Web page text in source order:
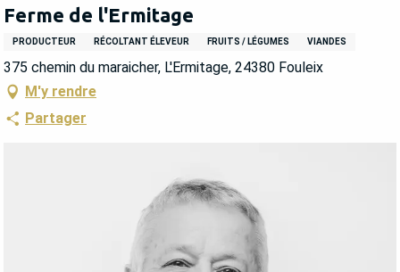
Ferme de l'Ermitage
PRODUCTEUR RÉCOLTANT ÉLEVEUR FRUITS / LÉGUMES VIANDES
375 chemin du maraicher, L'Ermitage, 24380 Fouleix
M'y rendre
Partager